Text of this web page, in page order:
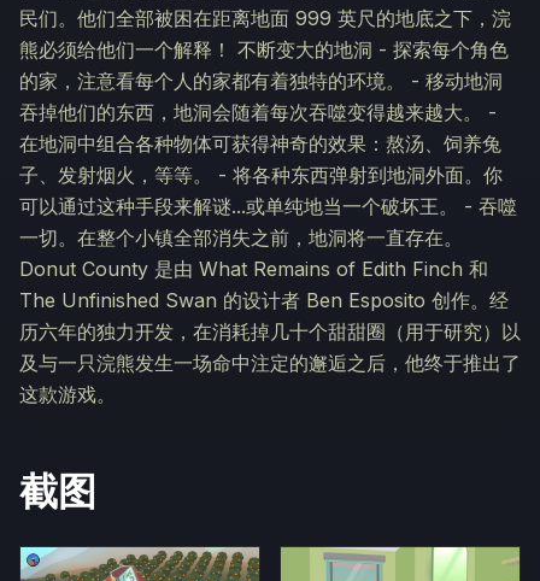
民们。他们全部被困在距离地面 999 英尺的地底之下，浣
熊必须给他们一个解释！ 不断变大的地洞 - 探索每个角色
的家，注意看每个人的家都有着独特的环境。 - 移动地洞
吞掉他们的东西，地洞会随着每次吞噬变得越来越大。 -
在地洞中组合各种物体可获得神奇的效果：熬汤、饲养兔
子、发射烟火，等等。 - 将各种东西弹射到地洞外面。你
可以通过这种手段来解谜...或单纯地当一个破坏王。 - 吞噬
一切。在整个小镇全部消失之前，地洞将一直存在。
Donut County 是由 What Remains of Edith Finch 和
The Unfinished Swan 的设计者 Ben Esposito 创作。经
历六年的独力开发，在消耗掉几十个甜甜圈（用于研究）以
及与一只浣熊发生一场命中注定的邂逅之后，他终于推出了
这款游戏。
截图